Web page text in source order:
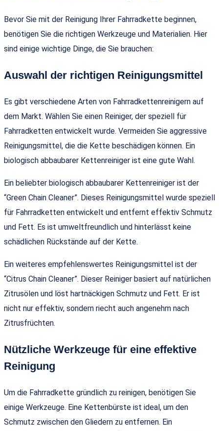
Bevor Sie mit der Reinigung Ihrer Fahrradkette beginnen,
benötigen Sie die richtigen Werkzeuge und Materialien. Hier
sind einige wichtige Dinge, die Sie brauchen:
Auswahl der richtigen Reinigungsmittel
Es gibt verschiedene Arten von Fahrradkettenreinigern auf
dem Markt. Wählen Sie einen Reiniger, der speziell für
Fahrradketten entwickelt wurde. Vermeiden Sie aggressive
Reinigungsmittel, die die Kette beschädigen können. Ein
biologisch abbaubarer Kettenreiniger ist eine gute Wahl.
Ein beliebter biologisch abbaubarer Kettenreiniger ist der
“Green Chain Cleaner”. Dieses Reinigungsmittel wurde speziell
für Fahrradketten entwickelt und entfernt effektiv Schmutz
und Fett. Es ist umweltfreundlich und hinterlässt keine
schädlichen Rückstände auf der Kette.
Ein weiteres empfehlenswertes Reinigungsmittel ist der
“Citrus Chain Cleaner”. Dieser Reiniger basiert auf natürlichen
Zitrusölen und löst hartnäckigen Schmutz und Fett. Er ist
nicht nur effektiv, sondern riecht auch angenehm nach
Zitrusfrüchten.
Nützliche Werkzeuge für eine effektive
Reinigung
Um die Fahrradkette gründlich zu reinigen, benötigen Sie
einige Werkzeuge. Eine Kettenbürste ist ideal, um den
Schmutz zwischen den Gliedern zu entfernen. Ein